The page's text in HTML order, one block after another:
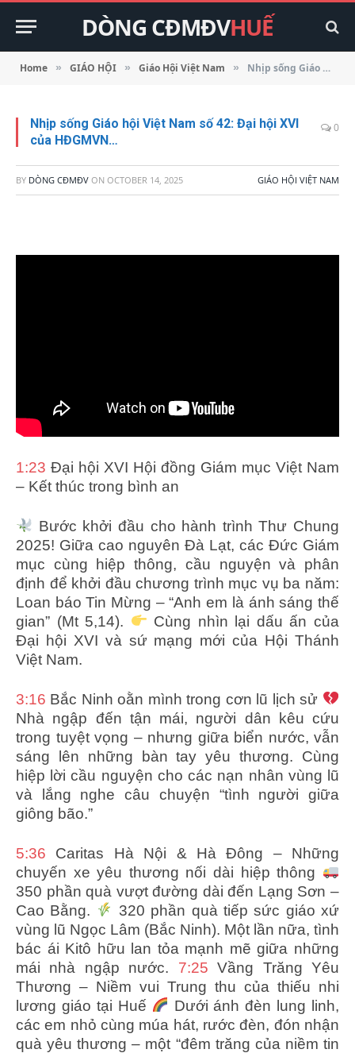
DÒNG CĐMĐVHUẾ
Home » GIÁO HỘI » Giáo Hội Việt Nam » Nhịp sống Giáo hội Việt Nam số 42: Đại hội XVI của HĐGMVN…
Nhịp sống Giáo hội Việt Nam số 42: Đại hội XVI
của HĐGMVN…
0
BY DÒNG CĐMĐV ON OCTOBER 14, 2025 GIÁO HỘI VIỆT NAM
1:23 Đại hội XVI Hội đồng Giám mục Việt Nam
– Kết thúc trong bình an
Bước khởi đầu cho hành trình Thư Chung
2025! Giữa cao nguyên Đà Lạt, các Đức Giám
mục cùng hiệp thông, cầu nguyện và phân
định để khởi đầu chương trình mục vụ ba năm:
Loan báo Tin Mừng – “Anh em là ánh sáng thế
gian” (Mt 5,14).
Cùng nhìn lại dấu ấn của
Đại hội XVI và sứ mạng mới của Hội Thánh
Việt Nam.
3:16 Bắc Ninh oằn mình trong cơn lũ lịch sử
Nhà ngập đến tận mái, người dân kêu cứu
trong tuyệt vọng – nhưng giữa biển nước, vẫn
sáng lên những bàn tay yêu thương. Cùng
hiệp lời cầu nguyện cho các nạn nhân vùng lũ
và lắng nghe câu chuyện “tình người giữa
giông bão.”
5:36 Caritas Hà Nội & Hà Đông – Những
chuyến xe yêu thương nối dài hiệp thông
350 phần quà vượt đường dài đến Lạng Sơn –
Cao Bằng.
320 phần quà tiếp sức giáo xứ
vùng lũ Ngọc Lâm (Bắc Ninh). Một lần nữa, tình
bác ái Kitô hữu lan tỏa mạnh mẽ giữa những
mái nhà ngập nước. 7:25 Vầng Trăng Yêu
Thương – Niềm vui Trung thu của thiếu nhi
lương giáo tại Huế
Dưới ánh đèn lung linh,
các em nhỏ cùng múa hát, rước đèn, đón nhận
quà yêu thương – một “đêm trăng của niềm tin